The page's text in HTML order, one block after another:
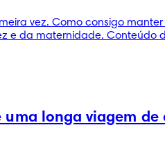
vez. Como consigo
da maternidade. Conteúdo
longa viagem de